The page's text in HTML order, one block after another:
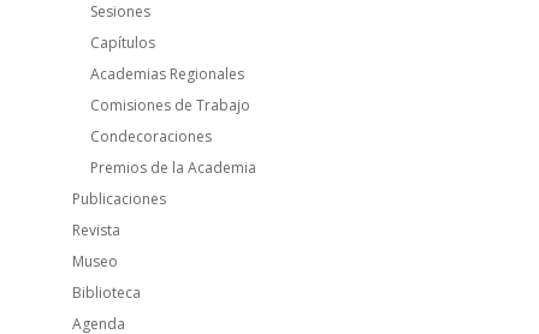
Sesiones
Capítulos
Academias Regionales
Comisiones de Trabajo
Condecoraciones
Premios de la Academia
Publicaciones
Revista
Museo
Biblioteca
Agenda